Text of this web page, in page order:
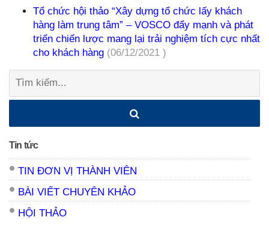
Tổ chức hội thảo “Xây dựng tổ chức lấy khách
hàng làm trung tâm” – VOSCO đẩy mạnh và phát
triển chiến lược mang lại trải nghiệm tích cực nhất
cho khách hàng (06/12/2021 )
Tìm
Tin tức
TIN ĐƠN VỊ THÀNH VIÊN
BÀI VIẾT CHUYÊN KHẢO
HỘI THẢO